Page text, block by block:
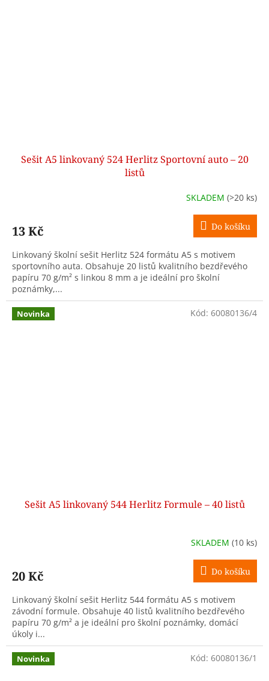
Sešit A5 linkovaný 524 Herlitz Sportovní auto – 20
listů
SKLADEM (>20 ks)
13 Kč Do košíku
Linkovaný školní sešit Herlitz 524 formátu A5 s motivem
sportovního auta. Obsahuje 20 listů kvalitního bezdřevého
papíru 70 g/m² s linkou 8 mm a je ideální pro školní
poznámky,...
Novinka
Sešit A5 linkovaný 544 Herlitz Formule – 40 listů
SKLADEM (10 ks)
20 Kč Do košíku
Linkovaný školní sešit Herlitz 544 formátu A5 s motivem
závodní formule. Obsahuje 40 listů kvalitního bezdřevého
papíru 70 g/m² a je ideální pro školní poznámky, domácí
úkoly i...
Kód: 60080136/4
Novinka Kód: 60080136/1